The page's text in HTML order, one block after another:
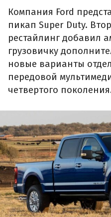
Компания Ford
пикап Super Duty.
рестайлинг добавил
грузовичку
новые варианты
передовой
четвертого